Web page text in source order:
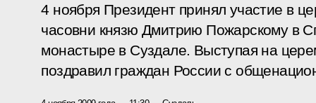
4 ноября Президент принял участие в
часовни князю Дмитрию Пожарскому в
монастыре в Суздале. Выступая на
поздравил граждан России с